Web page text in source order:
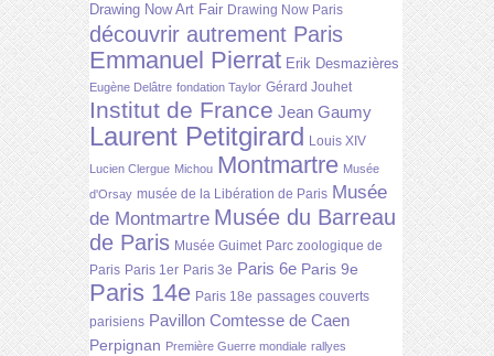
Drawing Now Art Fair Drawing Now Paris
découvrir autrement Paris
Emmanuel Pierrat Erik Desmazières
Eugène Delâtre fondation Taylor Gérard Jouhet
Institut de France Jean Gaumy
Laurent Petitgirard Louis XIV
Lucien Clergue Michou Montmartre Musée
d'Orsay musée de la Libération de Paris Musée
de Montmartre Musée du Barreau
de Paris Musée Guimet Parc zoologique de
Paris Paris 1er Paris 3e Paris 6e Paris 9e
Paris 14e Paris 18e passages couverts
parisiens Pavillon Comtesse de Caen
Perpignan Première Guerre mondiale rallyes